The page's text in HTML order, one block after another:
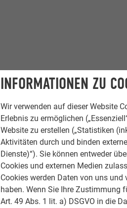
INFORMATIONEN ZU
Wir verwenden auf dieser Website
Erlebnis zu ermöglichen
Website zu erstellen („Statistiken
Aktivitäten durch und binden
Dienste)“). Sie können entweder
Cookies und externen Medien
Cookies werden Daten von uns
haben. Wenn Sie Ihre Zustimmung
Art. 49 Abs. 1 lit. a) DSGVO in die